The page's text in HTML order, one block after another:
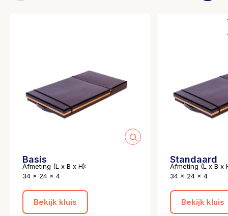
Basis
Afmeting (L x B x H):
34 x 24 x 4
Bekijk kluis
Standaard
Afmeting (L x B x
34 x 24 x 4
Bekijk kluis